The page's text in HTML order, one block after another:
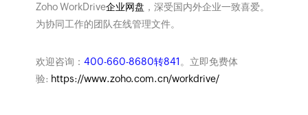
Zoho WorkDrive企业网盘 ，深受国内外企业一致喜爱。
为协同工作的团队在线管理文件。
欢迎咨询： 400-660-8680转841 。立即免费体
验: https://www.zoho.com.cn/workdrive/